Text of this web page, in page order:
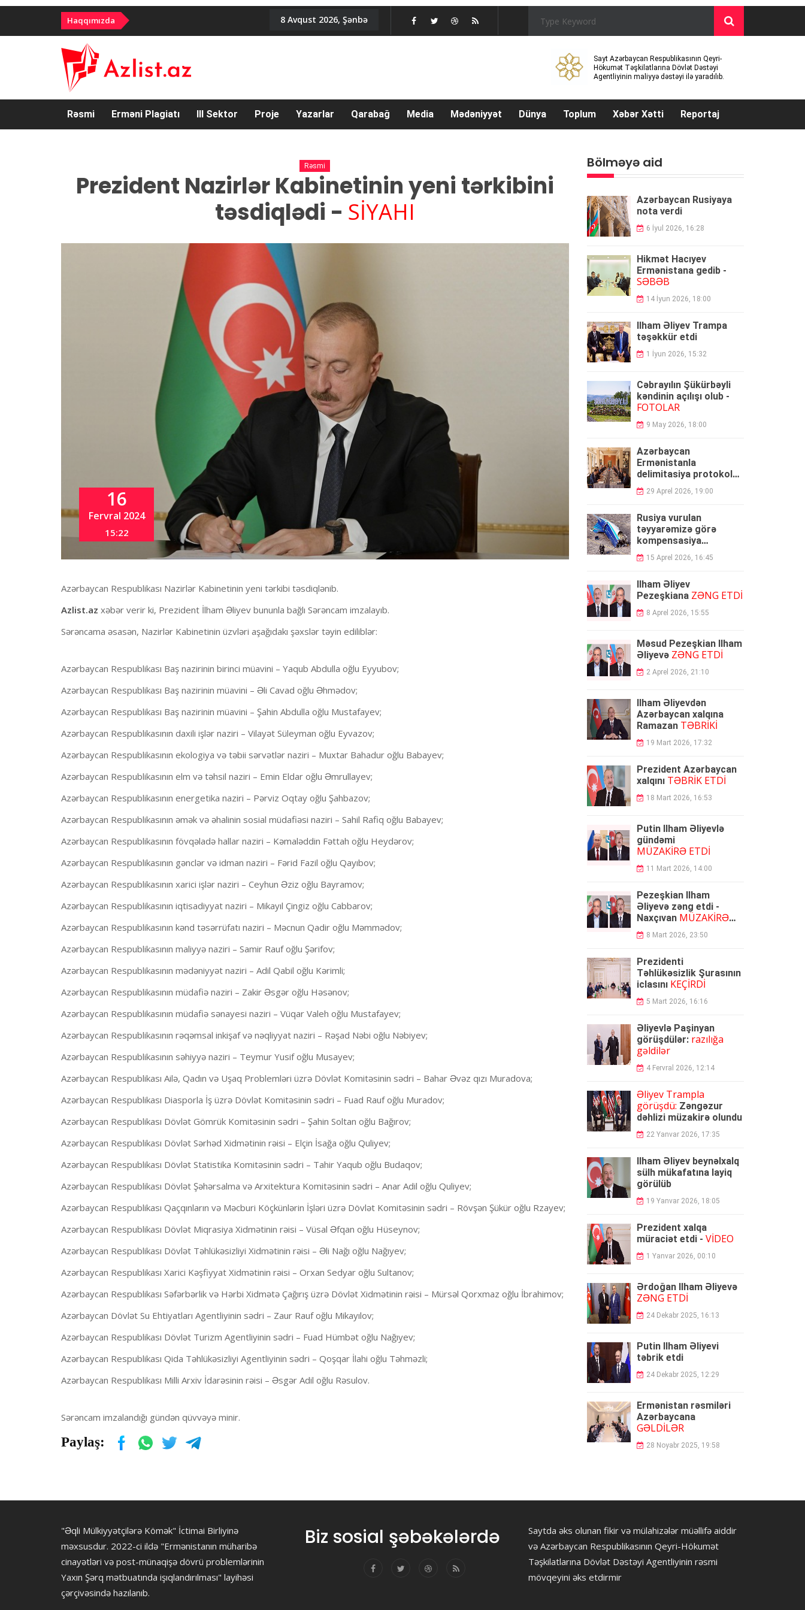
Haqqımızda 8 Avqust 2026, Şənbə
Sayt Azərbaycan Respublikasının Qeyri-
Hökumət Təşkilatlarına Dövlət Dəstəyi
Agentliyinin maliyyə dəstəyi ilə yaradılıb.
Rəsmi Erməni Plagiatı III Sektor Proje Yazarlar Qarabağ Media Mədəniyyət Dünya Toplum Xəbər Xətti Reportaj
Rəsmi
Prezident Nazirlər Kabinetinin yeni tərkibini
təsdiqlədi - SİYAHI
16
Fervral 2024
15:22
Azərbaycan Respublikası Nazirlər Kabinetinin yeni tərkibi təsdiqlənib.
Azlist.az xəbər verir ki, Prezident İlham Əliyev bununla bağlı Sərəncam imzalayıb.
Sərəncama əsasən, Nazirlər Kabinetinin üzvləri aşağıdakı şəxslər təyin ediliblər:
Azərbaycan Respublikası Baş nazirinin birinci müavini – Yaqub Abdulla oğlu Eyyubov;
Azərbaycan Respublikası Baş nazirinin müavini – Əli Cavad oğlu Əhmədov;
Azərbaycan Respublikası Baş nazirinin müavini – Şahin Abdulla oğlu Mustafayev;
Azərbaycan Respublikasının daxili işlər naziri – Vilayət Süleyman oğlu Eyvazov;
Azərbaycan Respublikasının ekologiya və təbii sərvətlər naziri – Muxtar Bahadur oğlu Babayev;
Azərbaycan Respublikasının elm və təhsil naziri – Emin Eldar oğlu Əmrullayev;
Azərbaycan Respublikasının energetika naziri – Pərviz Oqtay oğlu Şahbazov;
Azərbaycan Respublikasının əmək və əhalinin sosial müdafiəsi naziri – Sahil Rafiq oğlu Babayev;
Azərbaycan Respublikasının fövqəladə hallar naziri – Kəmaləddin Fəttah oğlu Heydərov;
Azərbaycan Respublikasının gənclər və idman naziri – Fərid Fazil oğlu Qayıbov;
Azərbaycan Respublikasının xarici işlər naziri – Ceyhun Əziz oğlu Bayramov;
Azərbaycan Respublikasının iqtisadiyyat naziri – Mikayıl Çingiz oğlu Cabbarov;
Azərbaycan Respublikasının kənd təsərrüfatı naziri – Məcnun Qadir oğlu Məmmədov;
Azərbaycan Respublikasının maliyyə naziri – Samir Rauf oğlu Şərifov;
Azərbaycan Respublikasının mədəniyyət naziri – Adil Qabil oğlu Kərimli;
Azərbaycan Respublikasının müdafiə naziri – Zakir Əsgər oğlu Həsənov;
Azərbaycan Respublikasının müdafiə sənayesi naziri – Vüqar Valeh oğlu Mustafayev;
Azərbaycan Respublikasının rəqəmsal inkişaf və nəqliyyat naziri – Rəşad Nəbi oğlu Nəbiyev;
Azərbaycan Respublikasının səhiyyə naziri – Teymur Yusif oğlu Musayev;
Azərbaycan Respublikası Ailə, Qadın və Uşaq Problemləri üzrə Dövlət Komitəsinin sədri – Bahar Əvəz qızı Muradova;
Azərbaycan Respublikası Diasporla İş üzrə Dövlət Komitəsinin sədri – Fuad Rauf oğlu Muradov;
Azərbaycan Respublikası Dövlət Gömrük Komitəsinin sədri – Şahin Soltan oğlu Bağırov;
Azərbaycan Respublikası Dövlət Sərhəd Xidmətinin rəisi – Elçin İsağa oğlu Quliyev;
Azərbaycan Respublikası Dövlət Statistika Komitəsinin sədri – Tahir Yaqub oğlu Budaqov;
Azərbaycan Respublikası Dövlət Şəhərsalma və Arxitektura Komitəsinin sədri – Anar Adil oğlu Quliyev;
Azərbaycan Respublikası Qaçqınların və Məcburi Köçkünlərin İşləri üzrə Dövlət Komitəsinin sədri – Rövşən Şükür oğlu Rzayev;
Azərbaycan Respublikası Dövlət Miqrasiya Xidmətinin rəisi – Vüsal Əfqan oğlu Hüseynov;
Azərbaycan Respublikası Dövlət Təhlükəsizliyi Xidmətinin rəisi – Əli Nağı oğlu Nağıyev;
Azərbaycan Respublikası Xarici Kəşfiyyat Xidmətinin rəisi – Orxan Sedyar oğlu Sultanov;
Azərbaycan Respublikası Səfərbərlik və Hərbi Xidmətə Çağırış üzrə Dövlət Xidmətinin rəisi – Mürsəl Qorxmaz oğlu İbrahimov;
Azərbaycan Dövlət Su Ehtiyatları Agentliyinin sədri – Zaur Rauf oğlu Mikayılov;
Azərbaycan Respublikası Dövlət Turizm Agentliyinin sədri – Fuad Hümbət oğlu Nağıyev;
Azərbaycan Respublikası Qida Təhlükəsizliyi Agentliyinin sədri – Qoşqar İlahi oğlu Təhməzli;
Azərbaycan Respublikası Milli Arxiv İdarəsinin rəisi – Əsgər Adil oğlu Rəsulov.
Sərəncam imzalandığı gündən qüvvəyə minir.
Paylaş:
Bölməyə aid
Azərbaycan Rusiyaya
nota verdi
6 İyul 2026, 16:28
Hikmət Hacıyev
Ermənistana gedib -
SƏBƏB
14 İyun 2026, 18:00
İlham Əliyev Trampa
təşəkkür etdi
1 İyun 2026, 15:32
Cəbrayılın Şükürbəyli
kəndinin açılışı olub -
FOTOLAR
9 May 2026, 18:00
Azərbaycan
Ermənistanla
delimitasiya protokolu
umzaladı
29 Aprel 2026, 19:00
Rusiya vurulan
təyyarəmizə görə
kompensasiya
ödəyəcək
15 Aprel 2026, 16:45
İlham Əliyev
Pezeşkiana ZƏNG ETDİ
8 Aprel 2026, 15:55
Məsud Pezeşkian İlham
Əliyevə ZƏNG ETDİ
2 Aprel 2026, 21:10
İlham Əliyevdən
Azərbaycan xalqına
Ramazan TƏBRİKİ
19 Mart 2026, 17:32
Prezident Azərbaycan
xalqını TƏBRİK ETDİ
18 Mart 2026, 16:53
Putin İlham Əliyevlə
gündəmi
MÜZAKİRƏ ETDİ
11 Mart 2026, 14:00
Pezeşkian İlham
Əliyevə zəng etdi -
Naxçıvan MÜZAKİRƏ
OLUNDU
8 Mart 2026, 23:50
Prezidenti
Təhlükəsizlik Şurasının
iclasınıKEÇİRDİ
5 Mart 2026, 16:16
Əliyevlə Paşinyan
görüşdülər: razılığa
gəldilər
4 Fervral 2026, 12:14
Əliyev Trampla
görüşdü: Zəngəzur
dəhlizi müzakirə olundu
22 Yanvar 2026, 17:35
İlham Əliyev beynəlxalq
sülh mükafatına layiq
görülüb
19 Yanvar 2026, 18:05
Prezident xalqa
müraciət etdi - VİDEO
1 Yanvar 2026, 00:10
Ərdoğan İlham Əliyevə
ZƏNG ETDİ
24 Dekabr 2025, 16:13
Putin İlham Əliyevi
təbrik etdi
24 Dekabr 2025, 12:29
Ermənistan rəsmiləri
Azərbaycana
GƏLDİLƏR
28 Noyabr 2025, 19:58
"Əqli Mülkiyyətçilərə Kömək" İctimai Birliyinə
məxsusdur. 2022-ci ildə "Ermənistanın müharibə
cinayətləri və post-münaqişə dövrü problemlərinin
Yaxın Şərq mətbuatında işıqlandırılması" layihəsi
çərçivəsində hazılanıb.
Biz sosial şəbəkələrdə
Saytda əks olunan fikir və mülahizələr müəllifə aiddir
və Azərbaycan Respublikasının Qeyri-Hökumət
Təşkilatlarına Dövlət Dəstəyi Agentliyinin rəsmi
mövqeyini əks etdirmir